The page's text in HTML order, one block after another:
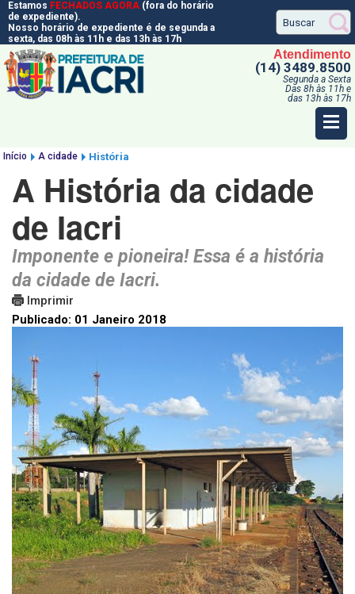
Estamos FECHADOS AGORA (fora do horário
de expediente).
Nosso horário de expediente é de segunda a
sexta, das 08h às 11h e das 13h às 17h
Atendimento
(14) 3489.8500
Segunda a Sexta
Das 8h às 11h e
das 13h às 17h
Início A cidade História
A História da cidade
de Iacri
Imponente e pioneira! Essa é a história
da cidade de Iacri.
Imprimir
Publicado: 01 Janeiro 2018